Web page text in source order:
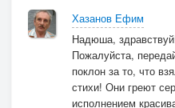
Хазанов Ефим
Надюша,
Пожалуйста,
поклон за то, что
стихи! Они греют
исполнением